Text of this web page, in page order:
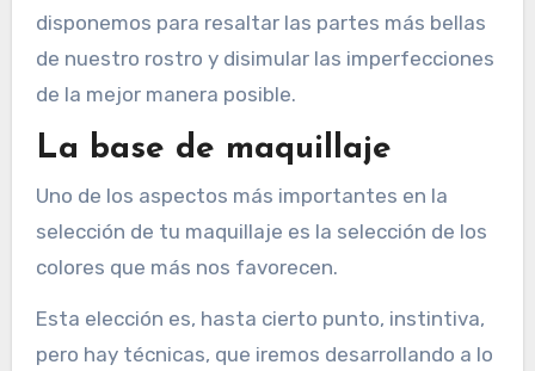
disponemos para resaltar las partes más bellas
de nuestro rostro y disimular las imperfecciones
de la mejor manera posible.
La base de maquillaje
Uno de los aspectos más importantes en la
selección de tu maquillaje es la selección de los
colores que más nos favorecen.
Esta elección es, hasta cierto punto, instintiva,
pero hay técnicas, que iremos desarrollando a lo